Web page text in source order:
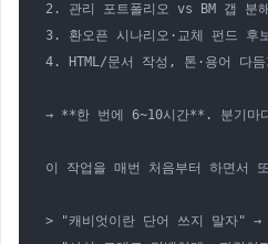
2. 관리 포트폴리오 vs BM 갭 분
3. 환오픈 시나리오·교체 펀드 후
4. HTML/문서 작성, 톤·용어 다
→ **한 번에 6~10시간**. 분기마
이 작업을 매번 처음부터 하면서
> "캐비엇이란 단어 쓰지 말자" →